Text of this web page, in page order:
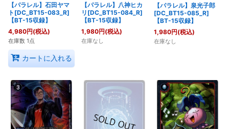
【パラレル】石田ヤマ
ト[DC_BT15-083_R]
【BT-15収録】
4,980円(税込)
在庫数 1点
カートに入れる
【パラレル】八神ヒカ
リ[DC_BT15-084_R]
【BT-15収録】
1,980円(税込)
在庫なし
【パラレル】泉光子郎
[DC_BT15-085_R]
【BT-15収録】
1,980円(税込)
在庫なし